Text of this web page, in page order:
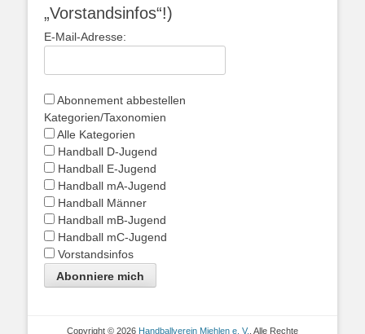
„Vorstandsinfos“!)
E-Mail-Adresse:
Abonnement abbestellen
Kategorien/Taxonomien
Alle Kategorien
Handball D-Jugend
Handball E-Jugend
Handball mA-Jugend
Handball Männer
Handball mB-Jugend
Handball mC-Jugend
Vorstandsinfos
Abonniere mich
Copyright © 2026 Handballverein Miehlen e. V. . Alle Rechte